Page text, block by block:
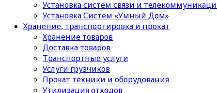
Установка систем связи и
Установка Систем «Умный Дом»
Хранение, транспортировка и прокат
Хранение товаров
Доставка товаров
Транспортные услуги
Услуги грузчиков
Прокат техники и оборудования
Утилизация отходов